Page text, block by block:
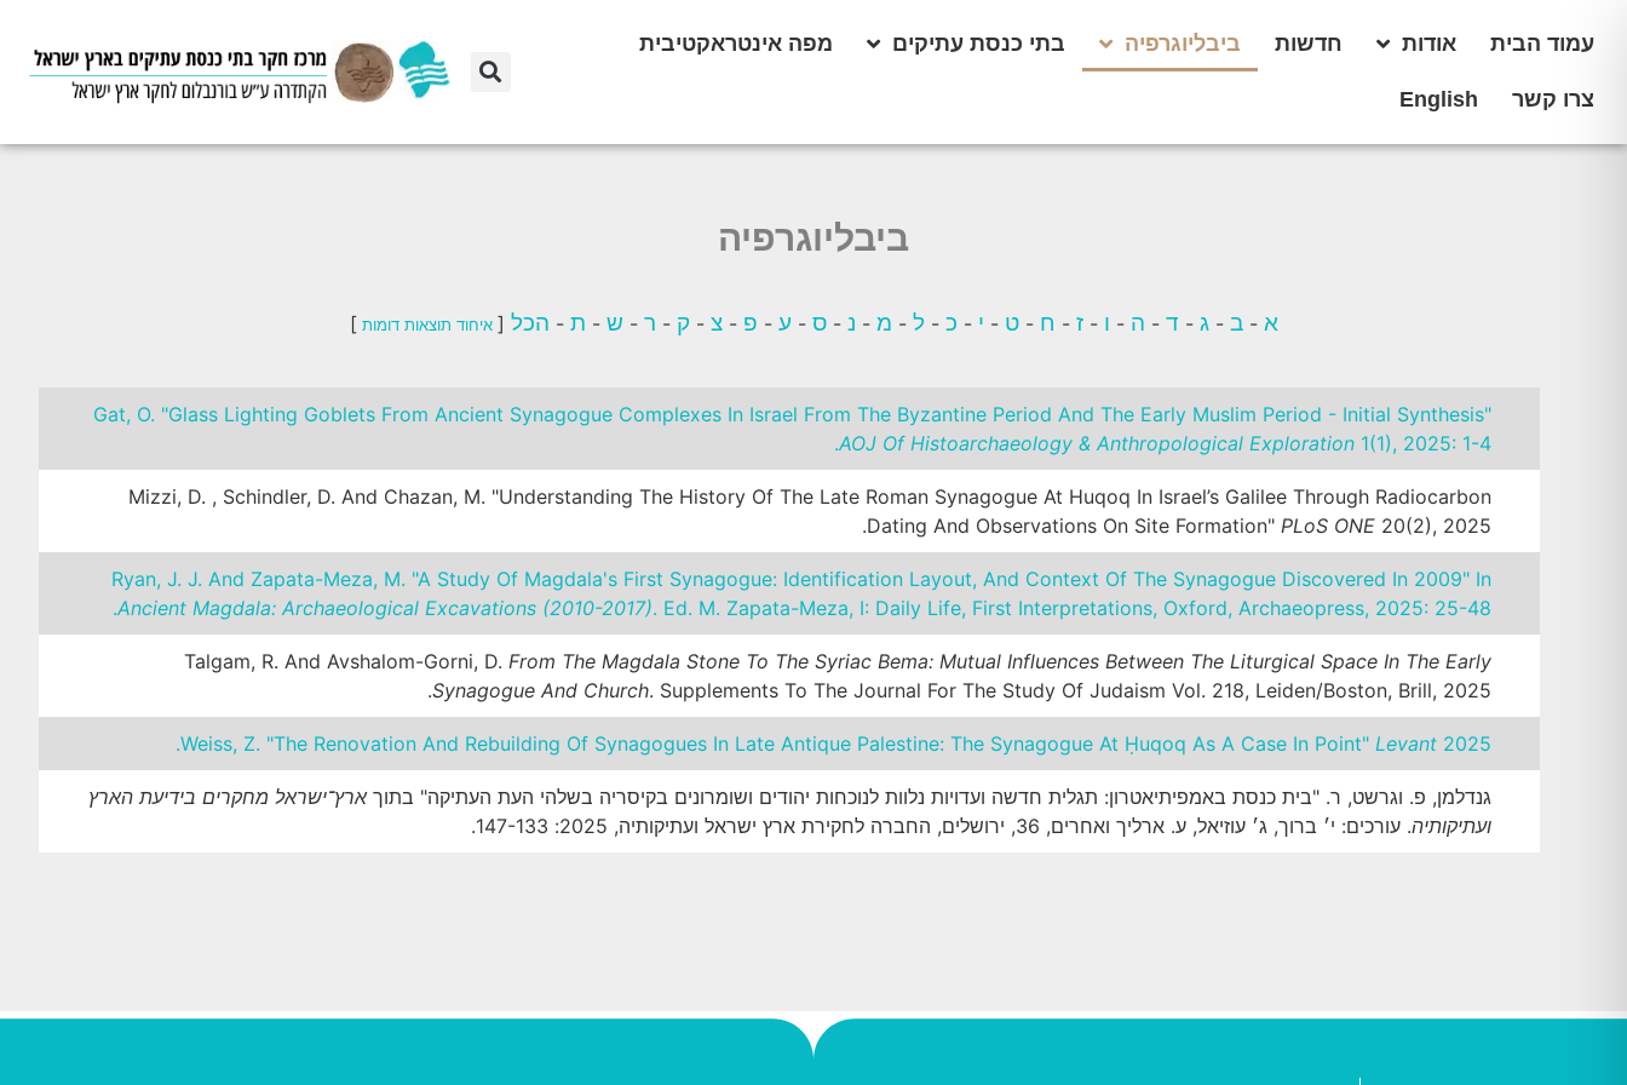
עמוד הבית אודות חדשות ביבליוגרפיה בתי כנסת עתיקים מפה אינטראקטיבית
צרו קשר English
ביבליוגרפיה
א-ב-ג- ד- ה- ו-ז- ח-ט- י- כ-ל- מ- נ-ס- ע- פ-צ-ק- ר- ש- ת- הכל [ איחוד תוצאות דומות ]
Gat, O. "Glass Lighting Goblets From Ancient Synagogue Complexes In Israel From The Byzantine Period And The Early Muslim Period - Initial Synthesis"
AOJ Of Histoarchaeology & Anthropological Exploration 1(1), 2025: 1-4.
Mizzi, D. , Schindler, D. And Chazan, M. "Understanding The History Of The Late Roman Synagogue At Huqoq In Israel’s Galilee Through Radiocarbon
Dating And Observations On Site Formation" PLoS ONE 20(2), 2025.
Ryan, J. J. And Zapata-Meza, M. "A Study Of Magdala's First Synagogue: Identification Layout, And Context Of The Synagogue Discovered In 2009" In
Ancient Magdala: Archaeological Excavations (2010-2017). Ed. M. Zapata-Meza, I: Daily Life, First Interpretations, Oxford, Archaeopress, 2025: 25-48.
Talgam, R. And Avshalom-Gorni, D. From The Magdala Stone To The Syriac Bema: Mutual Influences Between The Liturgical Space In The Early
Synagogue And Church. Supplements To The Journal For The Study Of Judaism Vol. 218, Leiden/Boston, Brill, 2025.
Weiss, Z. "The Renovation And Rebuilding Of Synagogues In Late Antique Palestine: The Synagogue At Ḥuqoq As A Case In Point" Levant 2025.
גנדלמן, פ. וגרשט, ר. "בית כנסת באמפיתיאטרון: תגלית חדשה ועדויות נלוות לנוכחות יהודים ושומרונים בקיסריה בשלהי העת העתיקה" בתוךארץ־ישראל מחקרים בידיעת הארץ
ועתיקותיה. עורכים: י׳ ברוך, ג׳ עוזיאל, ע. ארליך ואחרים, 36, ירושלים, החברה לחקירת ארץ ישראל ועתיקותיה, 2025: 147-133.